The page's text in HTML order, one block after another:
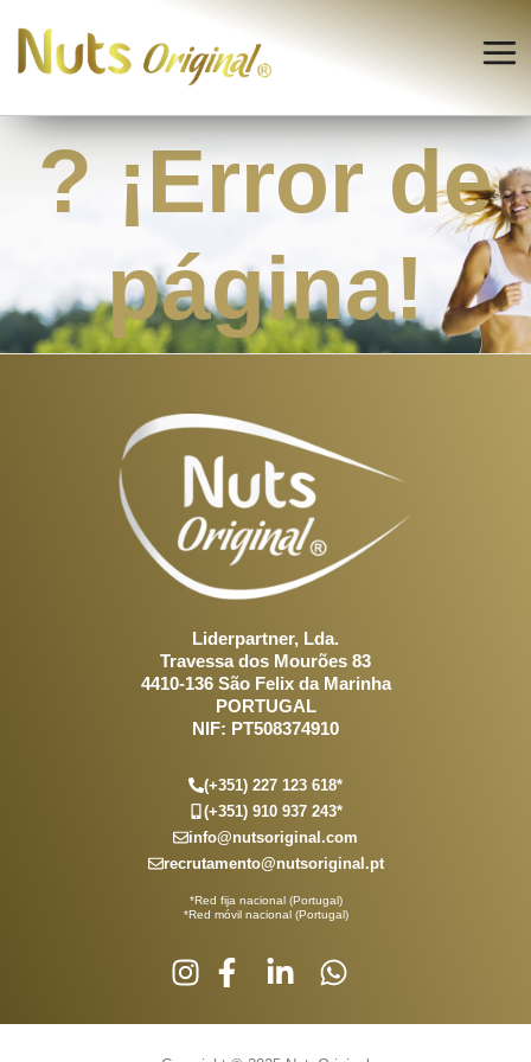
? ¡Error de
página!
Liderpartner, Lda.
Travessa dos Mourões 83
4410-136 São Felix da Marinha
PORTUGAL
NIF: PT508374910
(+351) 227 123 618*
(+351) 910 937 243*
info@nutsoriginal.com
recrutamento@nutsoriginal.pt
*Red fija nacional (Portugal)
*Red móvil nacional (Portugal)